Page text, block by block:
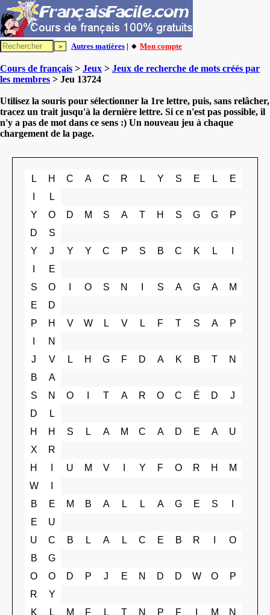
Autres matières | 🔸 Mon compte
Cours de français > Jeux > Jeux de recherche de mots créés par
les membres > Jeu 13724
Utilisez la souris pour sélectionner la 1re lettre, puis, sans relâcher,
tracez un trait jusqu'à la dernière lettre. Si ce n'est pas possible, il
n'y a pas de mot dans ce sens :) Un nouveau jeu à chaque
chargement de la page.
L H C A C R L Y S E L
E
L
Y
O D M S A T H S G G
P
D
S
Y
J Y Y C P S B C K L
E
S
O O S N S A G A
M
E
D
P
H V W L V L F T S A
P
N
J
V L H G F D A K B T
N
B
A
S
N O T A R O C É D
J
D
L
H
H S L A M C A D E A
U
X
R
H
U M V Y F O R H
M
W
B
E M B A L L A G E S
E
U
U
C B L A L C E B R
O
B
G
O
O D P J E N D D W O
P
R
Y
K
L M F L T N P F M
N